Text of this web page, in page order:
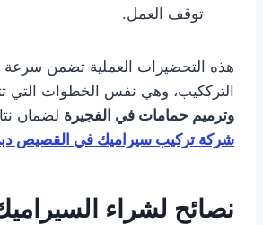
توقف العمل.
هذه التحضيرات العملية تضمن سرعة
الترككيب، وهي نفس الخطوات التي
وترميم حمامات في الفجيرة لضمان
شركة تركيب سيراميك في القصيص
نصائح لشراء